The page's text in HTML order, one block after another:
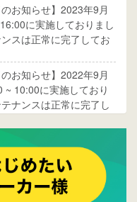
お知らせ】2023年9月
に実施しておりまし
スは正常に完了してお
お知らせ】2022年9月
~ 10:00に実施しており
ナンスは正常に完了し
を大幅バージョンアッ
⇒告知ページへ